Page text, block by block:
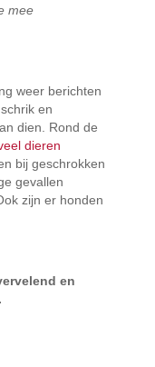
mee
weer berichten
en
dien. Rond de
dieren
bij geschrokken
gevallen
zijn er honden
en